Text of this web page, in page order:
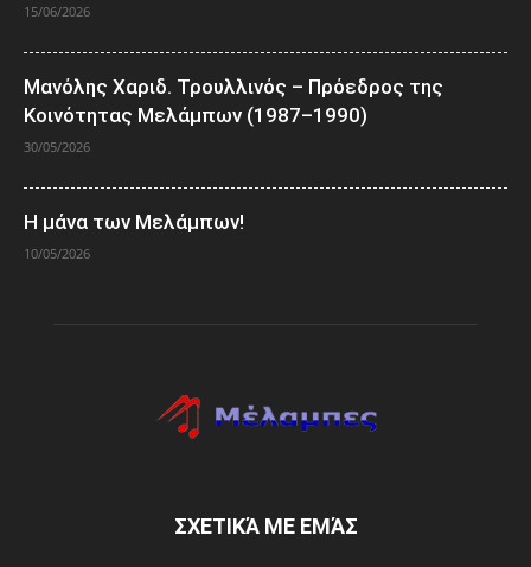
15/06/2026
Μανόλης Χαριδ. Τρουλλινός – Πρόεδρος της
Κοινότητας Μελάμπων (1987–1990)
30/05/2026
Η μάνα των Μελάμπων!
10/05/2026
ΣΧΕΤΙΚΆ ΜΕ ΕΜΆΣ